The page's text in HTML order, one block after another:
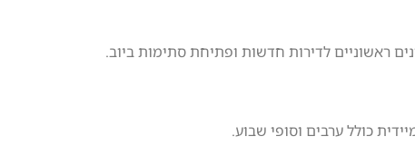
ראשוניים לדירות חדשות ופתיחת סתימות ביוב.
כולל ערבים וסופי שבוע.